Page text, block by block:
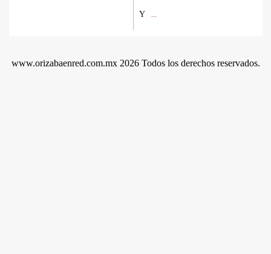
Y
www.orizabaenred.com.mx 2026 Todos los derechos reservados.